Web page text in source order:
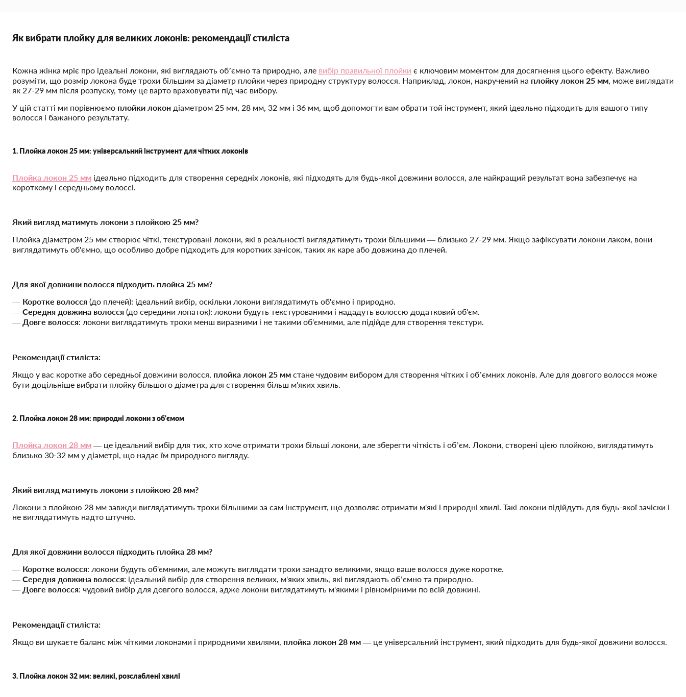
Як вибрати плойку для великих локонів: рекомендації стиліста
Кожна жінка мріє про ідеальні локони, які виглядають об’ємно та природно, але вибір правильної плойки є ключовим моментом для досягнення цього ефекту. Важливо
розуміти, що розмір локона буде трохи більшим за діаметр плойки через природну структуру волосся. Наприклад, локон, накручений на плойку локон 25 мм, може виглядати
як 27-29 мм після розпуску, тому це варто враховувати під час вибору.
У цій статті ми порівнюємо плойки локон діаметром 25 мм, 28 мм, 32 мм і 36 мм, щоб допомогти вам обрати той інструмент, який ідеально підходить для вашого типу
волосся і бажаного результату.
1. Плойка локон 25 мм: універсальний інструмент для чітких локонів
Плойка локон 25 мм ідеально підходить для створення середніх локонів, які підходять для будь-якої довжини волосся, але найкращий результат вона забезпечує на
короткому і середньому волоссі.
Який вигляд матимуть локони з плойкою 25 мм?
Плойка діаметром 25 мм створює чіткі, текстуровані локони, які в реальності виглядатимуть трохи більшими — близько 27-29 мм. Якщо зафіксувати локони лаком, вони
виглядатимуть об'ємно, що особливо добре підходить для коротких зачісок, таких як каре або довжина до плечей.
Для якої довжини волосся підходить плойка 25 мм?
Коротке волосся (до плечей): ідеальний вибір, оскільки локони виглядатимуть об'ємно і природно.
Середня довжина волосся (до середини лопаток): локони будуть текстурованими і нададуть волоссю додатковий об'єм.
Довге волосся: локони виглядатимуть трохи менш виразними і не такими об'ємними, але підійде для створення текстури.
Рекомендації стиліста:
Якщо у вас коротке або середньої довжини волосся, плойка локон 25 мм стане чудовим вибором для створення чітких і об’ємних локонів. Але для довгого волосся може
бути доцільніше вибрати плойку більшого діаметра для створення більш м'яких хвиль.
2. Плойка локон 28 мм: природні локони з об'ємом
Плойка локон 28 мм — це ідеальний вибір для тих, хто хоче отримати трохи більші локони, але зберегти чіткість і об’єм. Локони, створені цією плойкою, виглядатимуть
близько 30-32 мм у діаметрі, що надає їм природного вигляду.
Який вигляд матимуть локони з плойкою 28 мм?
Локони з плойкою 28 мм завжди виглядатимуть трохи більшими за сам інструмент, що дозволяє отримати м'які і природні хвилі. Такі локони підійдуть для будь-якої зачіски і
не виглядатимуть надто штучно.
Для якої довжини волосся підходить плойка 28 мм?
Коротке волосся: локони будуть об'ємними, але можуть виглядати трохи занадто великими, якщо ваше волосся дуже коротке.
Середня довжина волосся: ідеальний вибір для створення великих, м'яких хвиль, які виглядають об’ємно та природно.
Довге волосся: чудовий вибір для довгого волосся, адже локони виглядатимуть м'якими і рівномірними по всій довжині.
Рекомендації стиліста:
Якщо ви шукаєте баланс між чіткими локонами і природними хвилями, плойка локон 28 мм — це універсальний інструмент, який підходить для будь-якої довжини волосся.
3. Плойка локон 32 мм: великі, розслаблені хвилі